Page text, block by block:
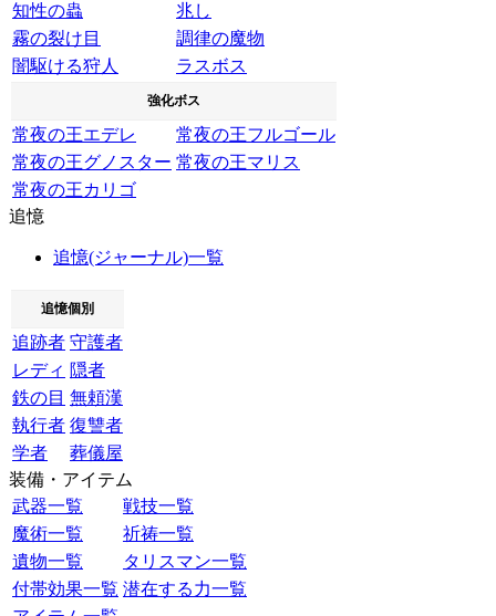
知性の蟲
兆し
霧の裂け目
調律の魔物
闇駆ける狩人
ラスボス
強化ボス
常夜の王エデレ
常夜の王フルゴール
常夜の王グノスター 常夜の王マリス
常夜の王カリゴ
追憶
追憶(ジャーナル)一覧
追憶個別
追跡者 守護者
レディ 隠者
鉄の目 無頼漢
執行者 復讐者
学者
葬儀屋
装備・アイテム
武器一覧
戦技一覧
魔術一覧
祈祷一覧
遺物一覧
タリスマン一覧
付帯効果一覧 潜在する力一覧